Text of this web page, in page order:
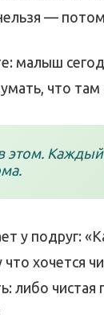
—
малыш
что
Каждый
у подруг:
хочется
либо